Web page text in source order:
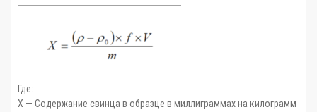
Где:
X — Содержание свинца в образце в миллиграммах на килограмм